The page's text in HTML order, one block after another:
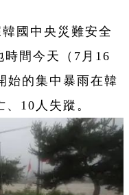
國中央災難安全
間今天（7月16
始的集中暴雨在韓
10人失蹤。